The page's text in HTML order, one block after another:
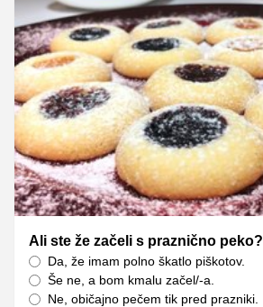
Ali ste že začeli s praznično peko?
Da, že imam polno škatlo piškotov.
Še ne, a bom kmalu začel/-a.
Ne, običajno pečem tik pred prazniki.